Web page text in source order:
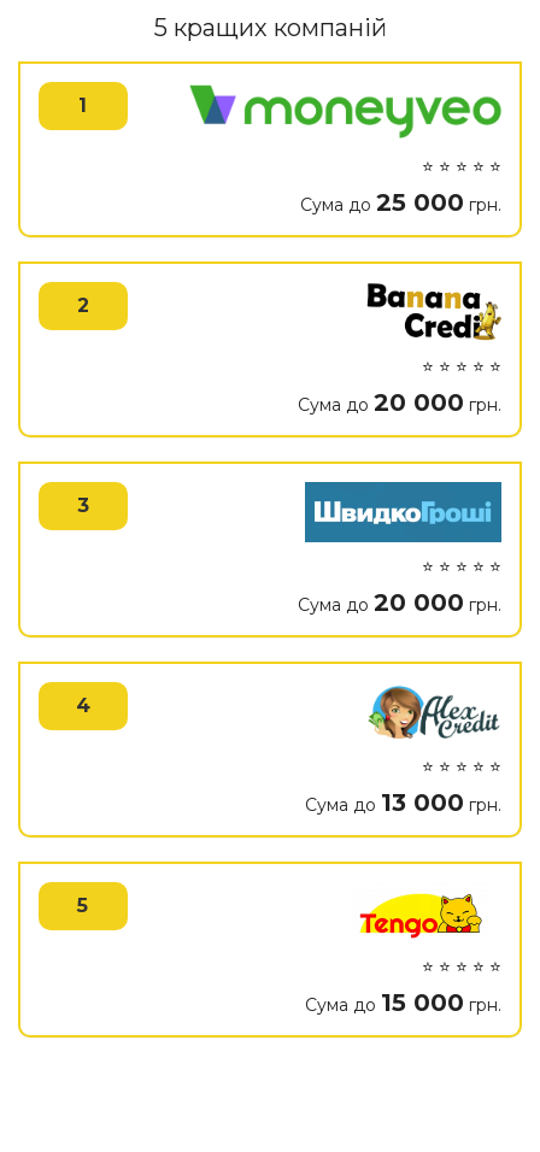
5 кращих компаній
1
⭐ ⭐ ⭐ ⭐ ⭐
Сума до 25 000 грн.
2
⭐ ⭐ ⭐ ⭐ ⭐
Сума до 20 000 грн.
3
⭐ ⭐ ⭐ ⭐ ⭐
Сума до 20 000 грн.
4
⭐ ⭐ ⭐ ⭐ ⭐
Сума до 13 000 грн.
5
⭐ ⭐ ⭐ ⭐ ⭐
Сума до 15 000 грн.